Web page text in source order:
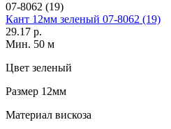
07-8062 (19)
Кант 12мм зеленый 07-8062 (19)
29.17 р.
Мин. 50 м
Цвет зеленый
Размер 12мм
Материал вискоза